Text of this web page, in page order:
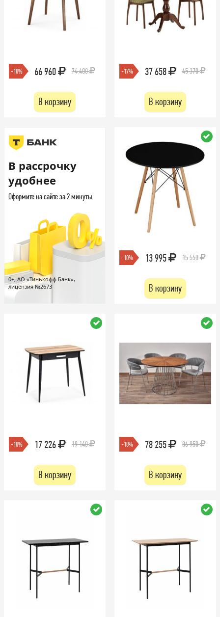
-10% 66 960 74 400
В корзину
-17% 37 658 45 370
В корзину
В рассрочку
удобнее
Оформите на сайте за 2 минуты
0+, АО «Тинькофф Банк»,
лицензия №2673
-10% 13 995 15 550
В корзину
-10% 17 226 19 140
В корзину
-10% 78 255 86 950
В корзину